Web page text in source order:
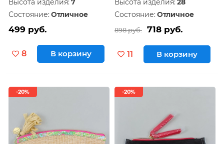
Высота изделия: 7
Состояние: Отличное
499 руб.
8 В корзину
Высота изделия: 28
Состояние: Отличное
898 руб. 718 руб.
11 В корзину
-20% -20%